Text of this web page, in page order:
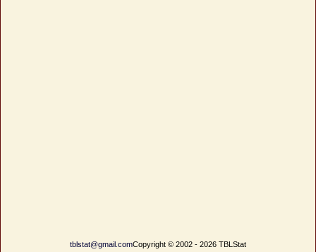
tblstat@gmail.comCopyright © 2002 - 2026 TBLStat